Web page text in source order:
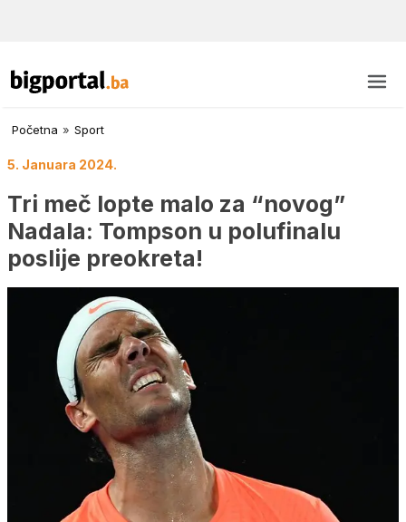
Početna » Sport
5. Januara 2024.
Tri meč lopte malo za “novog”
Nadala: Tompson u polufinalu
poslije preokreta!